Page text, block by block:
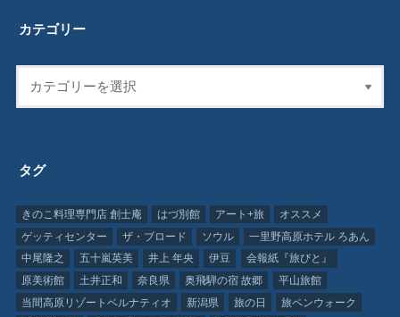
カテゴリー
タグ
きのこ料理専門店 創士庵 はづ別館 アート+旅
オススメ
ゲッティセンター
ザ・ブロード ソウル
一里野高原ホテル ろあん
中尾隆之
五十嵐英美 井上 年央 伊豆
会報紙『旅びと』
原美術館
土井正和 奈良県 奥飛騨の宿 故郷
平山旅館
当間高原リゾートベルナティオ
新潟県 旅の日
旅ペンウォーク